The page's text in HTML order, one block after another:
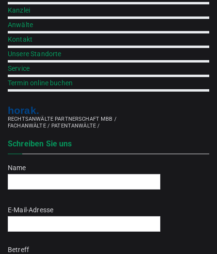
Kanzlei
Anwälte
Kontakt
Unsere Standorte
Service
Termin online buchen
horak.
RECHTSANWÄLTE PARTNERSCHAFT MBB /
FACHANWÄLTE / PATENTANWÄLTE /
Schreiben Sie uns
Name
E-Mail-Adresse
Betreff